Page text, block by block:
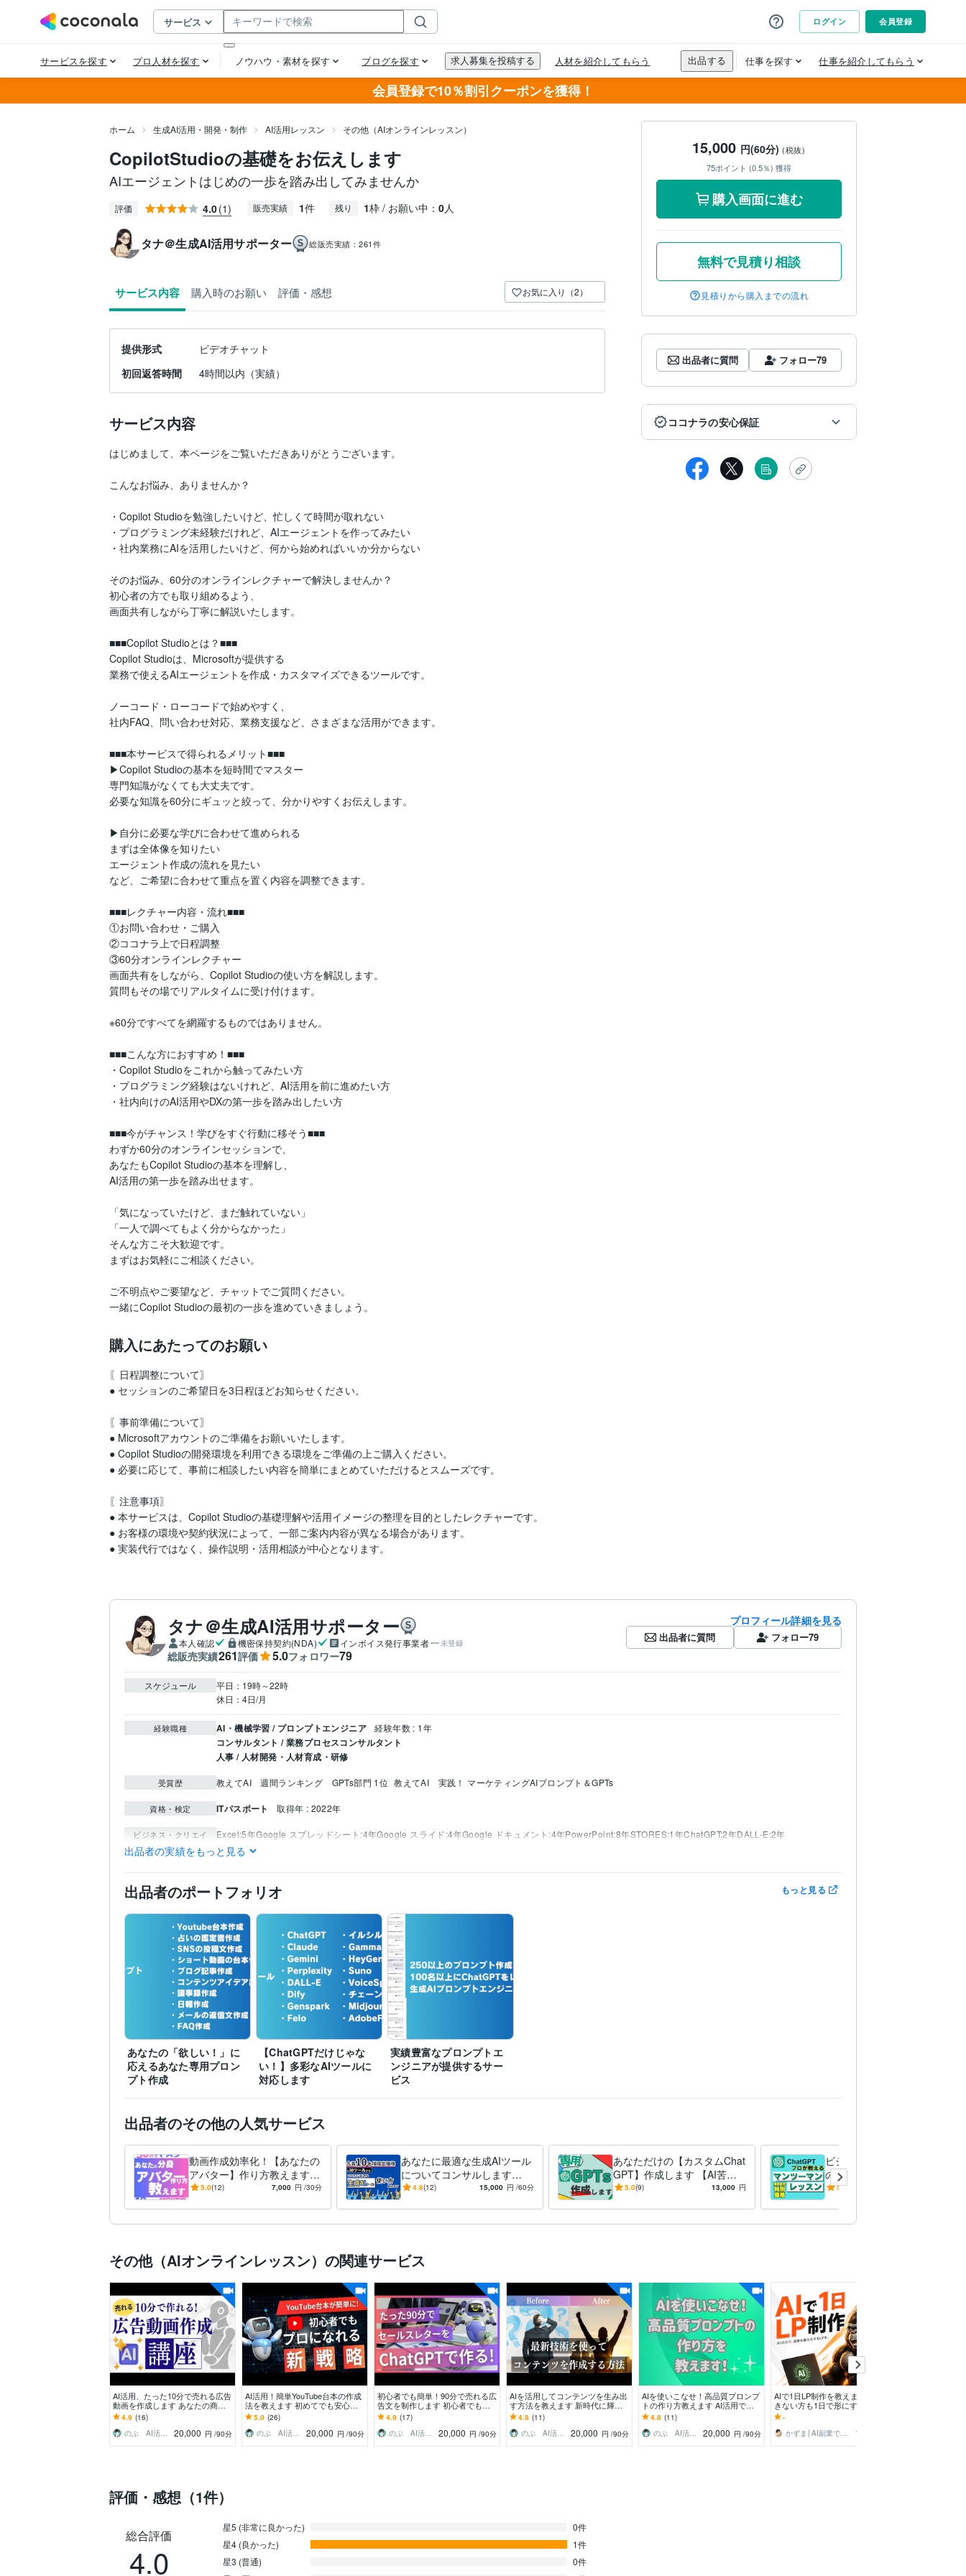
会員登録で10％割引クーポンを獲得！
ホーム 生成AI活用・開発・制作 AI活用レッスン その他（AIオンラインレッスン）
CopilotStudioの基礎をお伝えします
AIエージェントはじめの一歩を踏み出してみませんか
評価 4.0(1) 販売実績 1件 残り 1枠 / お願い中： 0人
タナ＠生成AI活用サポーター 総販売実績：261件
サービス内容 購入時のお願い 評価・感想 お気に入り（2）
提供形式
ビデオチャット
初回返答時間
4時間以内（実績）
サービス内容
はじめまして、本ページをご覧いただきありがとうございます。
こんなお悩み、ありませんか？
・Copilot Studioを勉強したいけど、忙しくて時間が取れない
・プログラミング未経験だけれど、AIエージェントを作ってみたい
・社内業務にAIを活用したいけど、何から始めればいいか分からない
そのお悩み、60分のオンラインレクチャーで解決しませんか？
初心者の方でも取り組めるよう、
画面共有しながら丁寧に解説いたします。
■■■Copilot Studioとは？■■■
Copilot Studioは、Microsoftが提供する
業務で使えるAIエージェントを作成・カスタマイズできるツールです。
ノーコード・ローコードで始めやすく、
社内FAQ、問い合わせ対応、業務支援など、さまざまな活用ができます。
■■■本サービスで得られるメリット■■■
▶Copilot Studioの基本を短時間でマスター
専門知識がなくても大丈夫です。
必要な知識を60分にギュッと絞って、分かりやすくお伝えします。
▶自分に必要な学びに合わせて進められる
まずは全体像を知りたい
エージェント作成の流れを見たい
など、ご希望に合わせて重点を置く内容を調整できます。
■■■レクチャー内容・流れ■■■
①お問い合わせ・ご購入
②ココナラ上で日程調整
③60分オンラインレクチャー
画面共有をしながら、Copilot Studioの使い方を解説します。
質問もその場でリアルタイムに受け付けます。
※60分ですべてを網羅するものではありません。
■■■こんな方におすすめ！■■■
・Copilot Studioをこれから触ってみたい方
・プログラミング経験はないけれど、AI活用を前に進めたい方
・社内向けのAI活用やDXの第一歩を踏み出したい方
■■■今がチャンス！学びをすぐ行動に移そう■■■
わずか60分のオンラインセッションで、
あなたもCopilot Studioの基本を理解し、
AI活用の第一歩を踏み出せます。
「気になっていたけど、まだ触れていない」
「一人で調べてもよく分からなかった」
そんな方こそ大歓迎です。
まずはお気軽にご相談ください。
ご不明点やご要望など、チャットでご質問ください。
一緒にCopilot Studioの最初の一歩を進めていきましょう。
購入にあたってのお願い
〖日程調整について〗
● セッションのご希望日を3日程ほどお知らせください。
〖事前準備について〗
● Microsoftアカウントのご準備をお願いいたします。
● Copilot Studioの開発環境を利用できる環境をご準備の上ご購入ください。
● 必要に応じて、事前に相談したい内容を簡単にまとめていただけるとスムーズです。
〖注意事項〗
● 本サービスは、Copilot Studioの基礎理解や活用イメージの整理を目的としたレクチャーです。
● お客様の環境や契約状況によって、一部ご案内内容が異なる場合があります。
● 実装代行ではなく、操作説明・活用相談が中心となります。
15,000 円(60分)(税抜)
75ポイント (0.5％) 獲得
購入画面に進む
無料で見積り相談
見積りから購入までの流れ
出品者に質問 フォロー79
ココナラの安心保証
タナ＠生成AI活用サポーター
本人確認 機密保持契約(NDA) インボイス発行事業者 未登録
総販売実績261評価 5.0フォロワー79
プロフィール詳細を見る
出品者に質問 フォロー79
スケジュール
平日：19時～22時
休日：4日/月
経験職種 AI・機械学習 / プロンプトエンジニア 経験年数 : 1年
コンサルタント / 業務プロセスコンサルタント
人事 / 人材開発・人材育成・研修
受賞歴 教えてAI　週間ランキング　GPTs部門 1位 教えてAI　実践！ マーケティングAIプロンプト＆GPTs
資格・検定 ITパスポート 取得年 : 2022年
ビジネス・クリエイ
ティブツール
Excel:5年Google スプレッドシート:4年Google スライド:4年Google ドキュメント:4年PowerPoint:8年STORES:1年ChatGPT:2年DALL-E:2年
Adobe Firefly:0年
その他ツール LeonardoAI:0年チェーンプロンプト:1年dify:0年
得意分野 生成AI活用・開発・制作
生成AI活用・開発・制作 ChatGPTに関する研修
学歴 信州大学 2019年3月 ~ 2023年2月
出品者の実績をもっと見る
出品者のポートフォリオ もっと見る
あなたの「欲しい！」に
応えるあなた専用プロン
プト作成
【ChatGPTだけじゃな
い！】多彩なAIツールに
対応します
実績豊富なプロンプトエ
ンジニアが提供するサー
ビス
出品者のその他の人気サービス
動画作成効率化！【あなたの
アバター】作り方教えます
【初心者歓迎】HeyGenでア
5.0(12) 7,000 円 /30分
あなたに最適な生成AIツール
についてコンサルします
【初心者歓迎】ChatGPT以外
4.8(12) 15,000 円 /60分
あなただけの【カスタムChat
GPT】作成します 【AI苦手
◎】【特別価格】専用AIであ
5.0(9) 13,000 円
ビジネス効率化するChatGPT
の活用法を教えます 【AI苦手
でもOK】ChatGPTを活用し
5.0
その他（AIオンラインレッスン）の関連サービス
AI活用、たった10分で売れる広告
動画を作成します あなたの商品
を宣伝しませんか！AIで簡単に広
告動画を作れます
4.9 (16)
のぶ AI活用かんたんコンテンツ制作術
20,000 円 /90分
AI活用！簡単YouTube台本の作成
法を教えます 初めてでも安心！
プロのシナリオライターになりま
せんか？
5.0 (26)
のぶ AI活用かんたんコンテンツ制作術
20,000 円 /90分
初心者でも簡単！90分で売れる広
告文を制作します 初心者でも簡
単！コピペだけでプロ級のセール
スレターが完成
4.9 (17)
のぶ AI活用かんたんコンテンツ制作術
20,000 円 /90分
AIを活用してコンテンツを生み出
す方法を教えます 新時代に輝
け！AI活用であなたのコンテンツ
を作成しませんか？
4.8 (11)
のぶ AI活用かんたんコンテンツ制作術
20,000 円 /90分
AIを使いこなせ！高品質プロンプ
トの作り方教えます AI活用で仕
事がはかどる！６０分で学べるAI
時代の必須スキル
4.8 (11)
のぶ AI活用かんたんコンテンツ制作術
20,000 円 /90分
AIで1日LP制作を教えます 自作で
きない方も1日で形にする入門講
座-
かずま│AI副業で月5万稼がせるプロ
10,000
評価・感想（1件）
総合評価
4.0
星5 (非常に良かった)
0件
星4 (良かった)
1件
星3 (普通)
0件